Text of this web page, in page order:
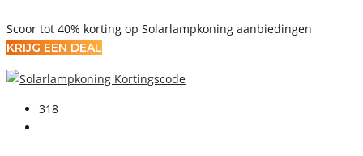
Scoor tot 40% korting op Solarlampkoning aanbiedingen
KRIJG EEN DEAL
318